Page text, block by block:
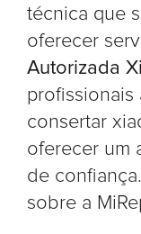
técnica que
oferecer
Autorizada
profissionais
consertar
oferecer um
de
sobre a